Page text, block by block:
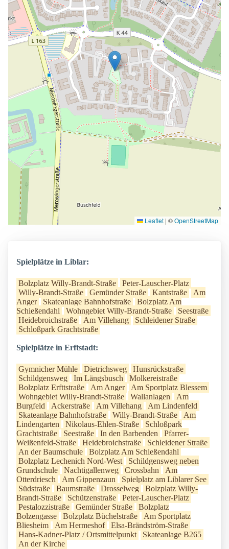
Leaflet | ©OpenStreetMap
Spielplätze in Liblar:
Bolzplatz Willy-Brandt-Straße
Peter-Lauscher-Platz
Willy-Brandt-Straße
Gemünder Straße Kantstraße
Am
Anger
Skateanlage Bahnhofstraße
Bolzplatz Am
Schießendahl
Wohngebiet Willy-Brandt-Straße
Seestraße
Heidebroichstraße
Am Villehang
Schleidener Straße
Schloßpark Grachtstraße
Spielplätze in Erftstadt:
Gymnicher Mühle Dietrichsweg
Hunsrückstraße
Schildgensweg
Im Längsbusch
Molkereistraße
Bolzplatz Erfttstraße
Am Anger
Am Sportplatz Blessem
Wohngebiet Willy-Brandt-Straße
Wallanlagen
Am
Burgfeld
Ackerstraße Am Villehang
Am Lindenfeld
Skateanlage Bahnhofstraße
Willy-Brandt-Straße
Am
Lindengarten
Nikolaus-Ehlen-Straße
Schloßpark
Grachtstraße
Seestraße In den Barbenden
Pfarrer-
Weißenfeld-Straße
Heidebroichstraße
Schleidener Straße
An der Baumschule
Bolzplatz Am Schießendahl
Bolzplatz Lechenich Nord-West
Schildgensweg neben
Grundschule
Nachtigallenweg Crossbahn
Am
Otterdriesch
Am Gippenzaun
Spielplatz am Liblarer See
Südstraße
Baumstraße Drosselweg
Bolzplatz Willy-
Brandt-Straße
Schützenstraße
Peter-Lauscher-Platz
Pestalozzistraße
Gemünder Straße
Bolzplatz
Bolzengasse
Bolzplatz Büchelstraße
Am Sportplatz
Bliesheim
Am Hermeshof
Elsa-Brändström-Straße
Hans-Kadner-Platz / Ortsmittelpunkt
Skateanlage B265
An der Kirche